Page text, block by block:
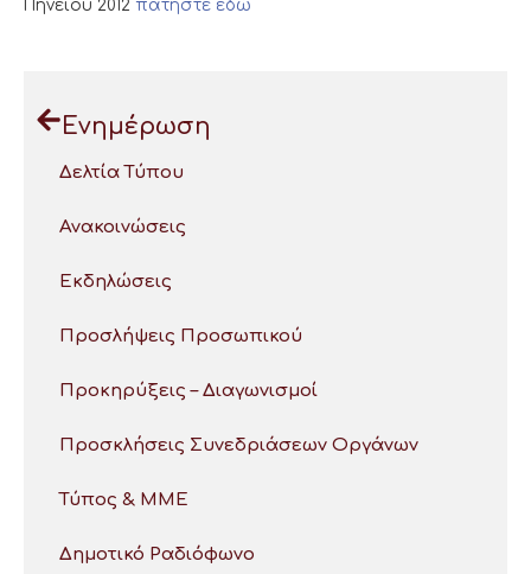
Πηνειού 2012 πατήστε εδώ
Ενημέρωση
Δελτία Τύπου
Ανακοινώσεις
Εκδηλώσεις
Προσλήψεις Προσωπικού
Προκηρύξεις – Διαγωνισμοί
Προσκλήσεις Συνεδριάσεων Οργάνων
Τύπος & ΜΜΕ
Δημοτικό Ραδιόφωνο